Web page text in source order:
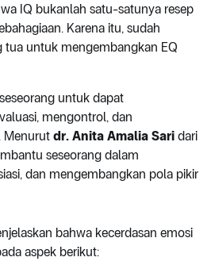
IQ bukanlah satu-satunya resep
Karena itu, sudah
tua untuk mengembangkan EQ
untuk dapat
mengontrol, dan
Menurut dr. Anita Amalia Sari dari
seseorang dalam
dan mengembangkan pola pikir
bahwa kecerdasan emosi
aspek berikut: